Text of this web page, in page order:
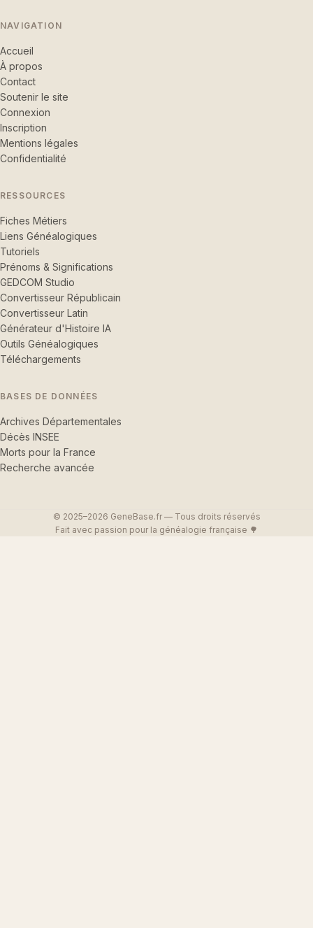
NAVIGATION
Accueil
À propos
Contact
Soutenir le site
Connexion
Inscription
Mentions légales
Confidentialité
RESSOURCES
Fiches Métiers
Liens Généalogiques
Tutoriels
Prénoms & Significations
GEDCOM Studio
Convertisseur Républicain
Convertisseur Latin
Générateur d'Histoire IA
Outils Généalogiques
Téléchargements
BASES DE DONNÉES
Archives Départementales
Décès INSEE
Morts pour la France
Recherche avancée
© 2025–2026 GeneBase.fr — Tous droits réservés
Fait avec passion pour la généalogie française 🌳